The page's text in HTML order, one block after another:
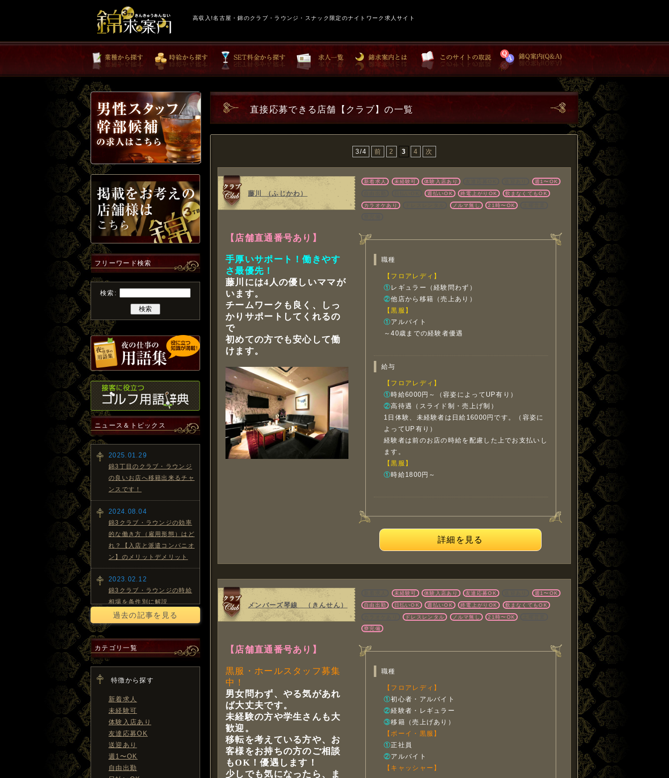
高収入!名古屋・錦のクラブ・ラウンジ・スナック限定のナイトワーク求人サイト
直接応募できる店舗【クラブ】の一覧
3/4 前 2 3 4 次
藤川 （ふじかわ）
新着求人 未経験可 体験入店あり 週1〜OK
週払いOK 終電上がりOK 飲まなくてもOK
カラオケあり ノルマ無し 21時〜OK
【店舗直通番号あり】
手厚いサポート！働きやす
さ最優先！
藤川には4人の優しいママが
います。
チームワークも良く、しっ
かりサポートしてくれるの
で
初めての方でも安心して働
けます。
職種
【フロアレディ】
① レギュラー（経験問わず）
②他店から移籍（売上あり）
【黒服】
①アルバイト
～40歳までの経験者優遇
給与
【フロアレディ】
①時給6000円～（容姿によってUP有り）
②高待遇（スライド制・売上げ制）
1日体験、未経験者は日給16000円です。（容姿に
よってUP有り）
経験者は前のお店の時給を配慮した上でお支払いし
ます。
【黒服】
①時給1800円～
詳細を見る
メンバーズ琴線 （きんせん）
未経験可 体験入店あり 友達応募OK 週1〜OK
自由出勤 日払いOK 週払いOK 終電上がりOK 飲まなくてもOK
ドレスレンタル ノルマ無し 21時〜OK
寮完備
【店舗直通番号あり】
黒服・ホールスタッフ募集
中！
男女問わず、やる気があれ
ば大丈夫です。
未経験の方や学生さんも大
歓迎。
移転を考えている方や、お
客様をお持ちの方のご相談
もOK！優遇します！
少しでも気になったら、ま
職種
【フロアレディ】
①初心者・アルバイト
②経験者・レギュラー
③移籍（売上げあり）
【ボーイ・黒服】
①正社員
②アルバイト
【キャッシャー】
フリーワード検索
検索:
ニュース＆トピックス
2025.01.29
錦3丁目のクラブ・ラウンジ
の良いお店へ移籍出来るチャ
ンスです！
2024.08.04
錦3クラブ・ラウンジの効率
的な働き方（雇用形態）はど
れ？【入店と派遣コンパニオ
ン】のメリットデメリット
2023.02.12
錦3クラブ・ラウンジの時給
相場を条件別に解説
2022.09.20
接での面白いドタキャン理由
を紹介！
2022.06.01
愕な口コミ（実体験）を紹
介！派遣会社選びで働きやす
さは変わる！
過去の記事を見る
カテゴリ一覧
特徴から探す
新着求人
未経験可
体験入店あり
友達応募OK
送迎あり
週1〜OK
自由出勤